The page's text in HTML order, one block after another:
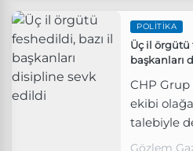
POLITIKA
Üç il örgütü
başkanları
CHP Grup
ekibi
talebiyle
imzaları
Gözlem